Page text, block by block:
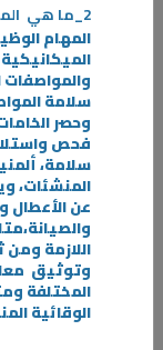
2_ما هي
المهام
والمواصفات
سلامة
وحصر
فحص
سلامة،
المنشئات،
عن الأعطال
اللازمة ومن
وتوثيق
المختلفة
الوقائية